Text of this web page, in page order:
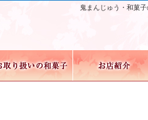
鬼まんじゅう・和菓